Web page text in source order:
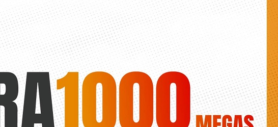
Almoradí celebra el Carnaval con una gran fiesta en la
Constitución